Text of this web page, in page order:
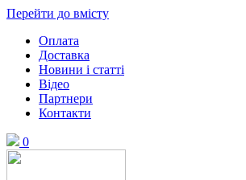
Перейти до вмісту
Оплата
Доставка
Новини і статті
Відео
Партнери
Контакти
0